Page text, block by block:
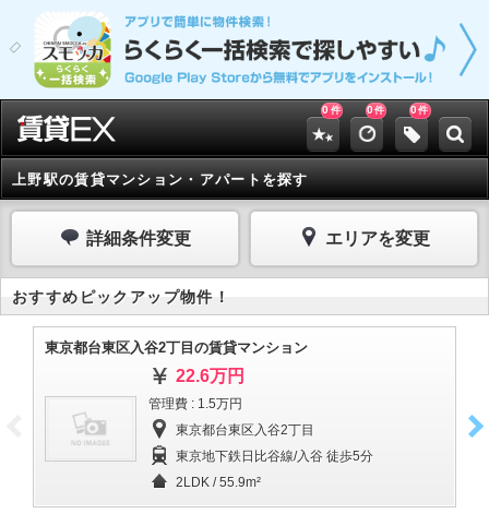
0 件 0件 0件
上野駅の賃貸マンション・アパートを探す
詳細条件変更 エリアを変更
おすすめピックアップ物件！
東京都台東区入谷2丁目の賃貸マンション
22.6万円
管理費 : 1.5万円
東京都台東区入谷2丁目
東京地下鉄日比谷線/入谷 徒歩5分
2LDK / 55.9m²